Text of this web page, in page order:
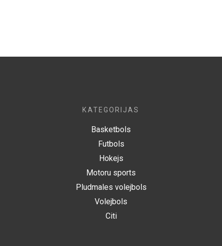
KATEGORIJAS
Basketbols
Futbols
Hokejs
Motoru sports
Pludmales volejbols
Volejbols
Citi